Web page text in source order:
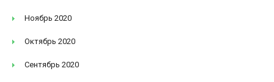
Ноябрь 2020
Октябрь 2020
Сентябрь 2020